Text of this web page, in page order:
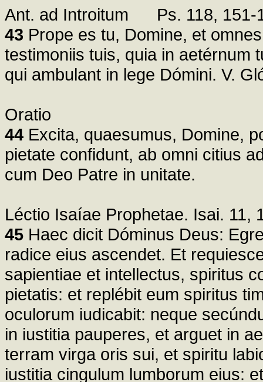
Ant. ad Introitum Ps. 118, 151-
43 Prope es tu, Domine, et
testimoniis tuis, quia in aetérnum
qui ambulant in lege Dómini. V.
Oratio
44 Excita, quaesumus, Domine,
pietate confidunt, ab omni citius
cum Deo Patre in unitate.
Léctio Isaíae Prophetae. Isai. 11,
45 Haec dicit Dóminus Deus:
radice eius ascendet. Et
sapientiae et intellectus, spiritus
pietatis: et replébit eum spiritus
oculorum iudicabit: neque
in iustitia pauperes, et arguet in
terram virga oris sui, et spiritu
iustitia cingulum lumborum eius: